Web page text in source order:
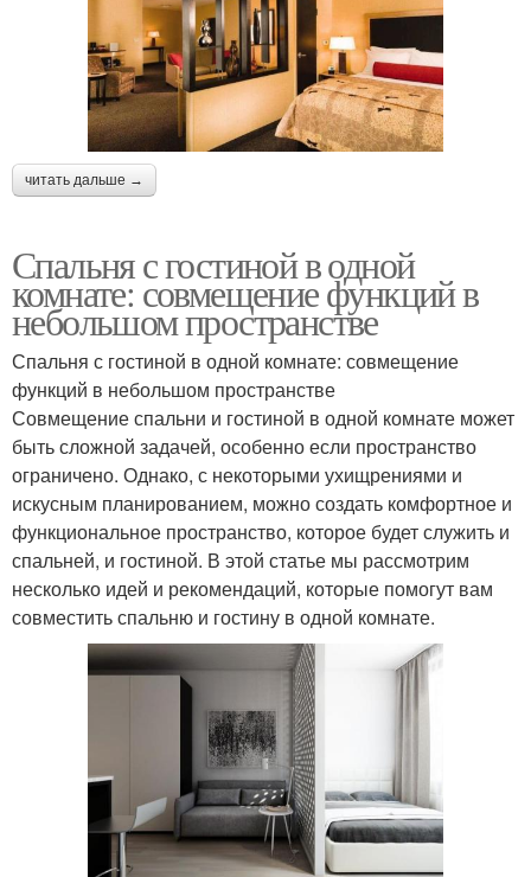
читать дальше →
Спальня с гостиной в одной
комнате: совмещение функций в
небольшом пространстве
Спальня с гостиной в одной комнате: совмещение
функций в небольшом пространстве
Совмещение спальни и гостиной в одной комнате может
быть сложной задачей, особенно если пространство
ограничено. Однако, с некоторыми ухищрениями и
искусным планированием, можно создать комфортное и
функциональное пространство, которое будет служить и
спальней, и гостиной. В этой статье мы рассмотрим
несколько идей и рекомендаций, которые помогут вам
совместить спальню и гостину в одной комнате.